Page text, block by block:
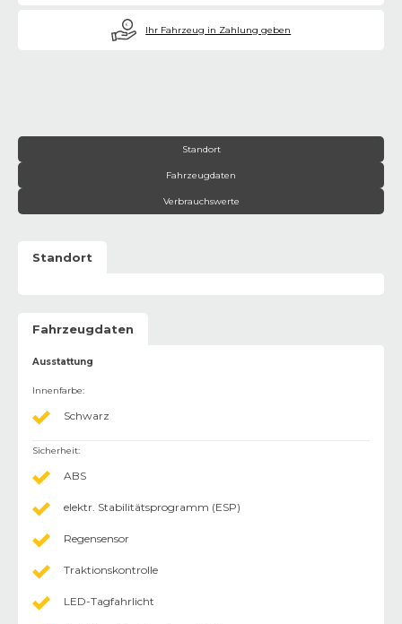
€ Ihr Fahrzeug in Zahlung geben
Standort
Fahrzeugdaten
Verbrauchswerte
Standort
Fahrzeugdaten
Ausstattung
Innenfarbe:
Schwarz
Sicherheit:
ABS
elektr. Stabilitätsprogramm (ESP)
Regensensor
Traktionskontrolle
LED-Tagfahrlicht